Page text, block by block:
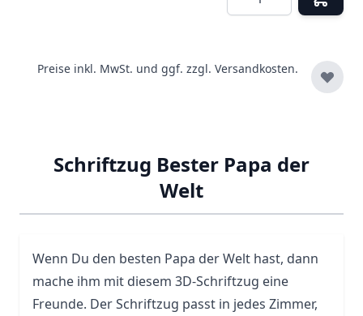
Preise inkl. MwSt. und ggf. zzgl. Versandkosten.
Schriftzug Bester Papa der
Welt
Wenn Du den besten Papa der Welt hast, dann
mache ihm mit diesem 3D-Schriftzug eine
Freunde. Der Schriftzug passt in jedes Zimmer,